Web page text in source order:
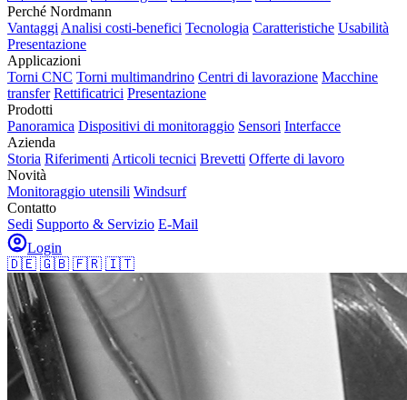
Perché Nordmann
Vantaggi Analisi costi-benefici Tecnologia Caratteristiche Usabilità
Presentazione
Applicazioni
Torni CNC Torni multimandrino Centri di lavorazione Macchine
transfer Rettificatrici Presentazione
Prodotti
Panoramica Dispositivi di monitoraggio Sensori Interfacce
Azienda
Storia Riferimenti Articoli tecnici Brevetti Offerte di lavoro
Novità
Monitoraggio utensili Windsurf
Contatto
Sedi Supporto & Servizio E-Mail
Login
🇩🇪 🇬🇧 🇫🇷 🇮🇹